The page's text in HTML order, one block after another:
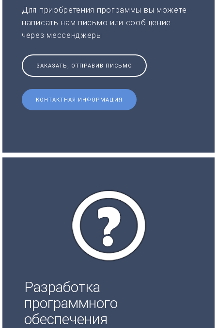
Для приобретения программы вы можете
написать нам письмо или сообщение
через мессенджеры
ЗАКАЗАТЬ, ОТПРАВИВ ПИСЬМО
КОНТАКТНАЯ ИНФОРМАЦИЯ
Разработка
программного
обеспечения